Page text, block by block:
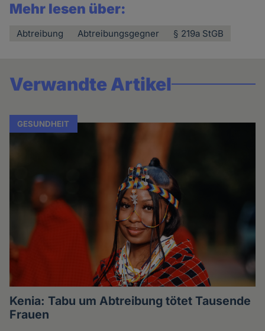
Mehr lesen über:
Abtreibung Abtreibungsgegner § 219a StGB
Verwandte Artikel
GESUNDHEIT
Kenia: Tabu um Abtreibung tötet Tausende
Frauen